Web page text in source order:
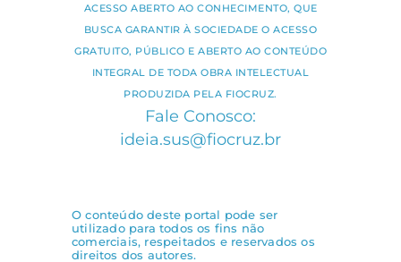
ACESSO ABERTO AO CONHECIMENTO, QUE
BUSCA GARANTIR À SOCIEDADE O ACESSO
GRATUITO, PÚBLICO E ABERTO AO CONTEÚDO
INTEGRAL DE TODA OBRA INTELECTUAL
PRODUZIDA PELA FIOCRUZ.
Fale Conosco:
ideia.sus@fiocruz.br
O conteúdo deste portal pode ser
utilizado para todos os fins não
comerciais, respeitados e reservados os
direitos dos autores.